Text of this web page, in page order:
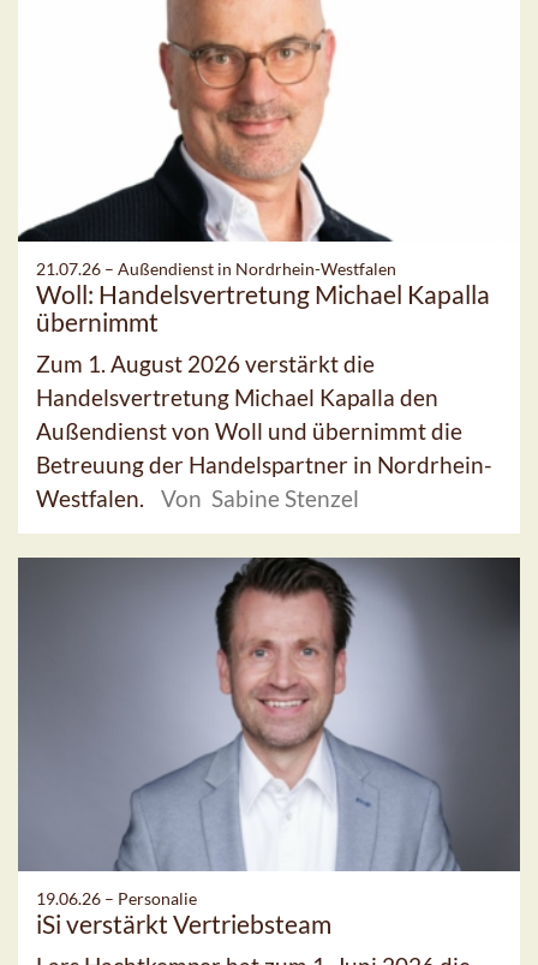
21.07.26 – Außendienst in Nordrhein-Westfalen
Woll: Handelsvertretung Michael Kapalla
übernimmt
Zum 1. August 2026 verstärkt die
Handelsvertretung Michael Kapalla den
Außendienst von Woll und übernimmt die
Betreuung der Handelspartner in Nordrhein-
Westfalen.
Von Sabine Stenzel
19.06.26 – Personalie
iSi verstärkt Vertriebsteam